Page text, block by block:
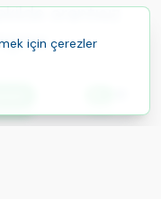
orantısız
ilaçlarla
için çerezler